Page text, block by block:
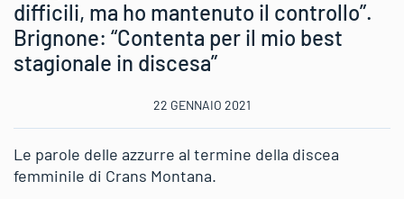
difficili, ma ho mantenuto il controllo”.
Brignone: “Contenta per il mio best
stagionale in discesa”
22 GENNAIO 2021
Le parole delle azzurre al termine della discea
femminile di Crans Montana.